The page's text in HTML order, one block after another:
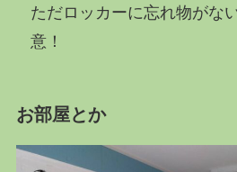
ただロッカーに忘れ物がな
意！
お部屋とか